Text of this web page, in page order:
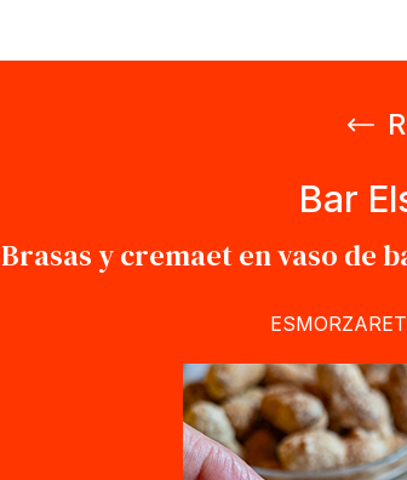
Bar
Brasas y cremaet en vaso de